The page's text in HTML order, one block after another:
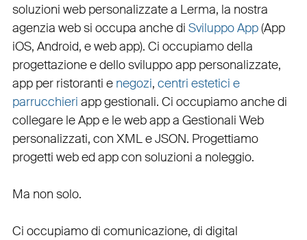
soluzioni web personalizzate a Lerma, la nostra
agenzia websi occupa anche di Sviluppo App(App
iOS, Android, eweb app). Ci occupiamo della
progettazionee dellosviluppo app personalizzate,
app per ristoranti e negozi, centri estetici e
parrucchieri app gestionali. Ci occupiamo anche di
collegareleAppe leweb appa Gestionali Web
personalizzati, con XMLeJSON. Progettiamo
progetti webed appcon soluzioni a noleggio.
Ma non solo.
Ci occupiamo di comunicazione, di digital